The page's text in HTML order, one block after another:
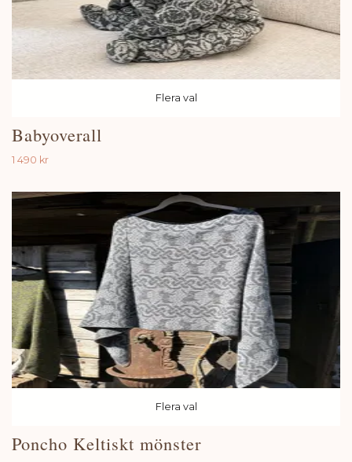
Flera val
Babyoverall
1 490 kr
Flera val
Poncho Keltiskt mönster